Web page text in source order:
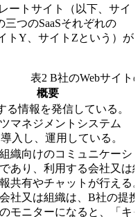
ートサイト（以下、サイ
つのSaaSそれぞれの
トY、サイトZという）が
表2 B社のWebサイト
概要
る情報を発信している。
マネジメントシステム
導入し、運用している。
織向けのコミュニケーシ
あり、利用する会社又は
共有やチャットが行える
社又は組織は、B社の提
モニターになると、「キ